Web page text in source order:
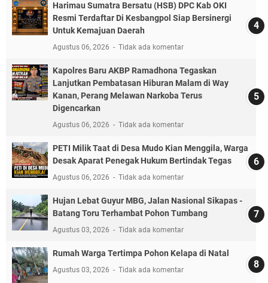
Harimau Sumatra Bersatu (HSB) DPC Kab OKI
Resmi Terdaftar Di Kesbangpol Siap Bersinergi
Untuk Kemajuan Daerah
Agustus 06, 2026 Tidak ada komentar
Kapolres Baru AKBP Ramadhona Tegaskan
Lanjutkan Pembatasan Hiburan Malam di Way
Kanan, Perang Melawan Narkoba Terus
Digencarkan
Agustus 06, 2026 Tidak ada komentar
PETI Milik Taat di Desa Mudo Kian Menggila, Warga
Desak Aparat Penegak Hukum Bertindak Tegas
Agustus 06, 2026 Tidak ada komentar
Hujan Lebat Guyur MBG, Jalan Nasional Sikapas -
Batang Toru Terhambat Pohon Tumbang
Agustus 03, 2026 Tidak ada komentar
Rumah Warga Tertimpa Pohon Kelapa di Natal
Agustus 03, 2026 Tidak ada komentar